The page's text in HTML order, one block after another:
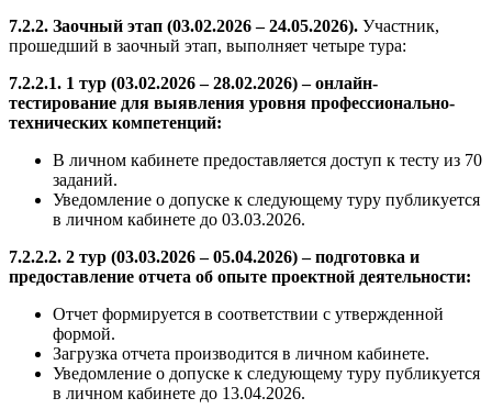
7.2.2. Заочный этап (03.02.2026 – 24.05.2026). Участник,
прошедший в заочный этап, выполняет четыре тура:
7.2.2.1. 1 тур (03.02.2026 – 28.02.2026) – онлайн-
тестирование для выявления уровня профессионально-
технических компетенций:
В личном кабинете предоставляется доступ к тесту из 70
заданий.
Уведомление о допуске к следующему туру публикуется
в личном кабинете до 03.03.2026.
7.2.2.2. 2 тур (03.03.2026 – 05.04.2026) – подготовка и
предоставление отчета об опыте проектной деятельности:
Отчет формируется в соответствии с утвержденной
формой.
Загрузка отчета производится в личном кабинете.
Уведомление о допуске к следующему туру публикуется
в личном кабинете до 13.04.2026.